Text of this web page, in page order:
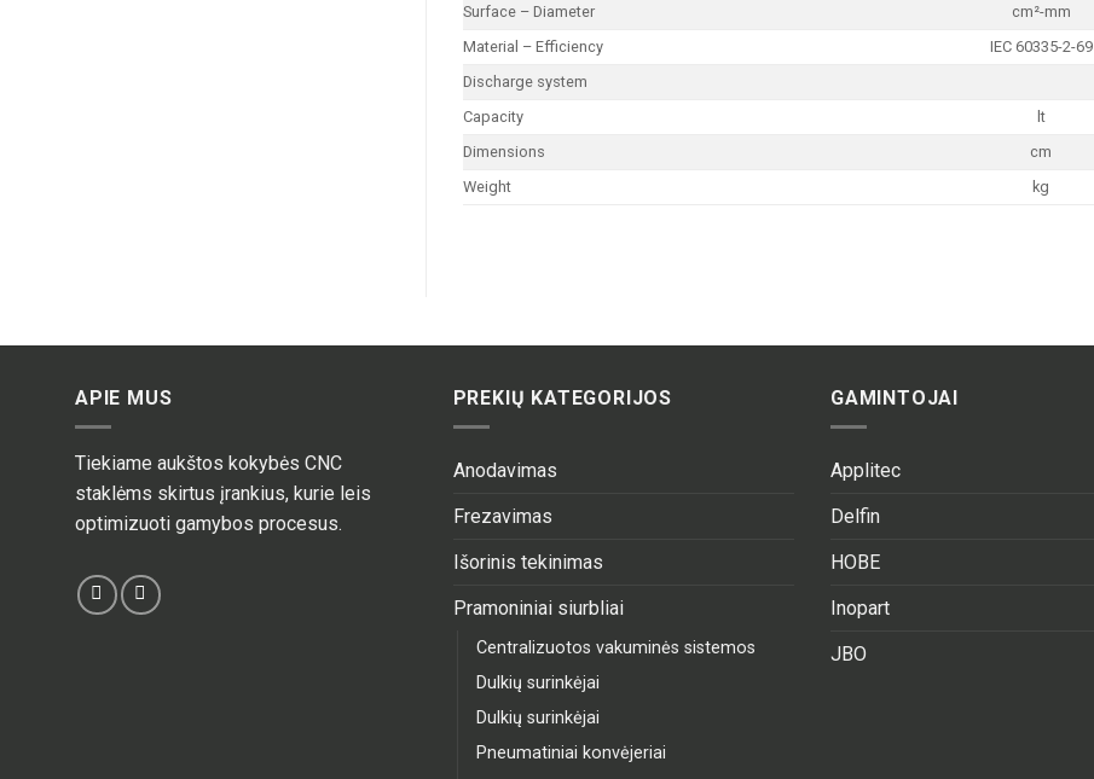
Surface – Diameter
cm²-mm
Material – Efficiency
IEC 60335-2-69
Discharge system
Capacity
lt
Dimensions
cm
Weight
kg
APIE MUS
Tiekiame aukštos kokybės CNC
staklėms skirtus įrankius, kurie leis
optimizuoti gamybos procesus.
PREKIŲ KATEGORIJOS
Anodavimas
Frezavimas
Išorinis tekinimas
Pramoniniai siurbliai
Centralizuotos vakuminės sistemos
Dulkių surinkėjai
Dulkių surinkėjai
Pneumatiniai konvėjeriai
GAMINTOJAI
Applitec
Delfin
HOBE
Inopart
JBO